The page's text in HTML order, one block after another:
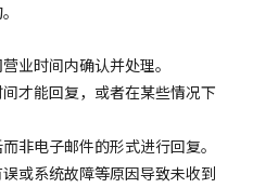
业时间内确认并处理。
才能回复，或者在某些情况下
非电子邮件的形式进行回复。
或系统故障等原因导致未收到